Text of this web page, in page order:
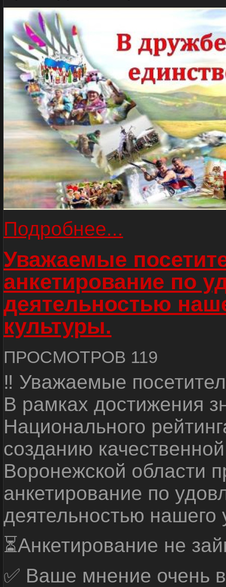
Подробнее...
Уважаемые
анкетирование по
деятельностью
культуры.
ПРОСМОТРОВ 119
‼ Уважаемые
В рамках достижения
Национального
созданию
Воронежской области
анкетирование по
деятельностью нашего
⏳Анкетирование не
✅ Ваше мнение очень